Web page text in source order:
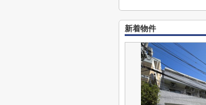
新着物件